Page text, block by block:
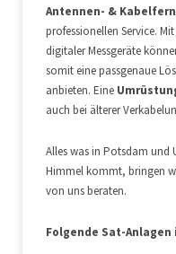
Antennen- &
professionellen Service.
digitaler Messgeräte
somit eine passgenaue
anbieten. Eine
auch bei älterer
Alles was in Potsdam
Himmel kommt, bringen
von uns beraten.
Folgende Sat-